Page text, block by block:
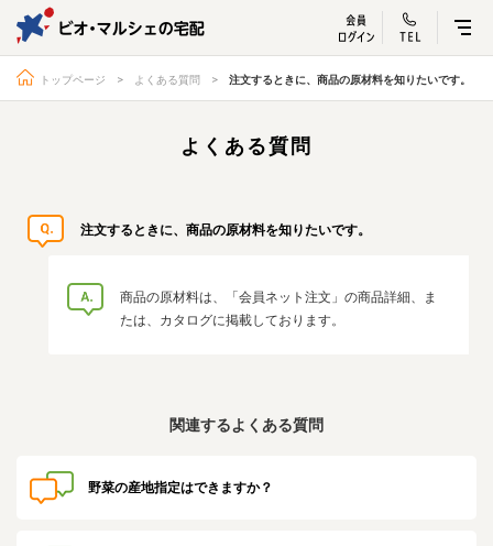
ビオ・マルシェ
宅配サービス紹介 有機野菜の お試しセッ
宅配サービスについて 読みもの・NEWS
よくある質問 オーガニックって何
お問い合わせ
トップページ よくある質問 注文するときに、商品の原材料を知りたいです。
よくある質問
注文するときに、商品の原材料を知りたいです。
商品の原材料は、「会員ネット注文」の商品詳細、ま
たは、カタログに掲載しております。
関連するよくある質問
野菜の産地指定はできますか？